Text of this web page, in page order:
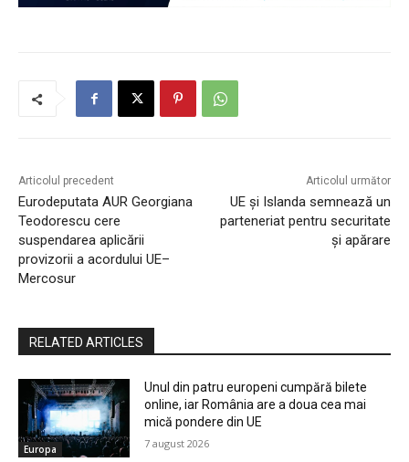
Articolul precedent
Eurodeputata AUR Georgiana
Teodorescu cere
suspendarea aplicării
provizorii a acordului UE–
Mercosur
Articolul următor
UE și Islanda semnează un
parteneriat pentru securitate
și apărare
RELATED ARTICLES
Europa
Unul din patru europeni cumpără bilete
online, iar România are a doua cea mai
mică pondere din UE
7 august 2026